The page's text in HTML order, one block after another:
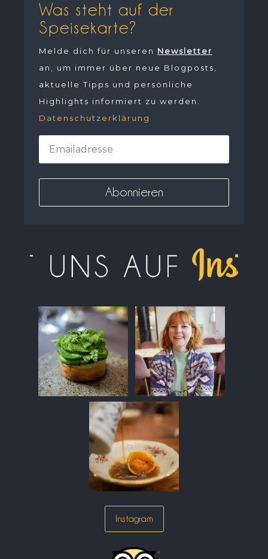
Was steht auf der
Speisekarte?
Melde dich für unseren Newsletter
an, um immer über neue Blogposts,
aktuelle Tipps und persönliche
Highlights informiert zu werden.
Datenschutzerklärung
Instagram